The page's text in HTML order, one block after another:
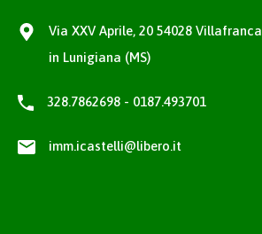
Via XXV Aprile, 20 54028 Villafranca
in Lunigiana (MS)
328.7862698 - 0187.493701
imm.icastelli@libero.it